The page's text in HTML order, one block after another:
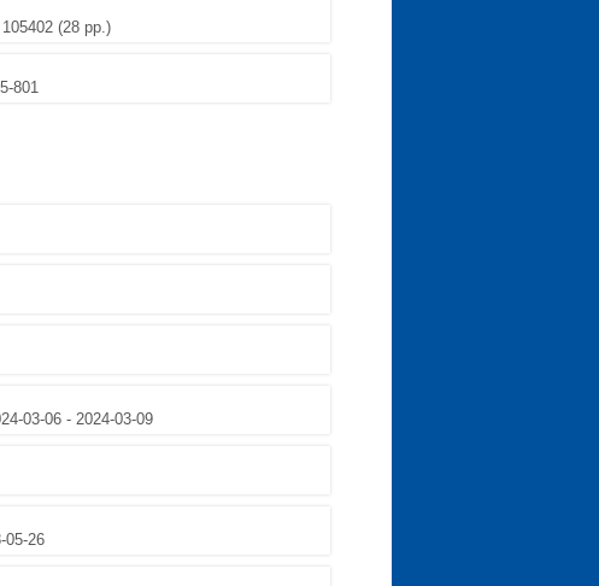
(28 pp.)
801
03-06 - 2024-03-09
05-26